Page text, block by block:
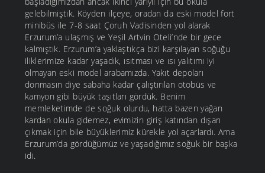
gelebilmiştik. Köyden ilçeye, oradan da eski model fort
minibüs ile 7-8 saat Çoruh Vadisinden yol alarak
Erzurum’a ulaşmış ve Yeşil Artvin Oteli’nde bir gece
kalmıştık. Erzurum’a yaklaştıkça bizi karşılayan soğuğu
iliklerimize kadar yaşadık, ısıtması ve ısı yalıtımı iyi
olmayan eski model arabamızda. Yakıt depoları
donmasın diye sabaha kadar çalıştırılan otobüs ve
kamyon gibi büyük taşıtları gördük. Benim
memleketimde de soğuk olurdu, hatta bazen yağan
kardan okula gidemez, evimizin giriş katından dışarı
çıkmak için bile büyüklerimiz kürekle yol açarlardı. Ama
Erzurum’da gördüğümüz ve yaşadığımız soğuk bir başka
idi.